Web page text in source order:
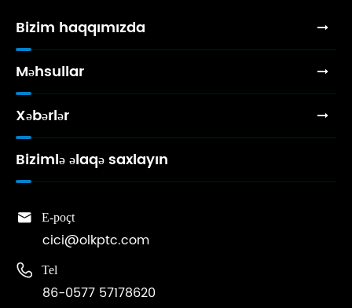
Bizim haqqımızda
Məhsullar
Xəbərlər
Bizimlə əlaqə saxlayın
 E-poçt
cici@olkptc.com
 Tel
86-0577 57178620